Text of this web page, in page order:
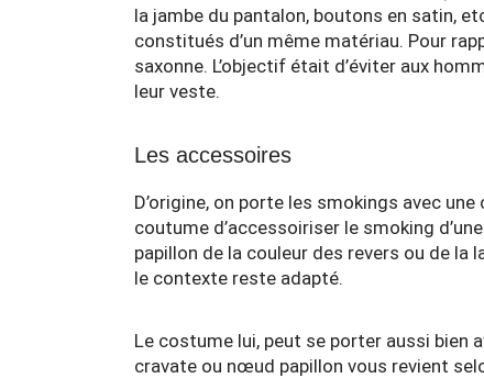
la jambe du pantalon, boutons en satin,
constitués d’un même matériau. Pour
saxonne. L’objectif était d’éviter aux
leur veste.
Les accessoires
D’origine, on porte les smokings avec
coutume d’accessoiriser le smoking
papillon de la couleur des revers ou de la
le contexte reste adapté.
Le costume lui, peut se porter aussi bien
cravate ou nœud papillon vous revient